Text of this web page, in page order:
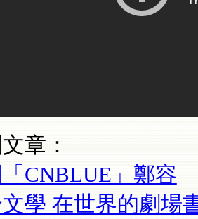
章：
CNBLUE」鄭容
學 在世界的劇場